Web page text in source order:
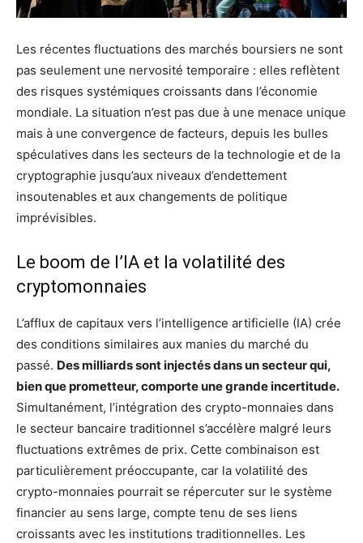
Les récentes fluctuations des marchés boursiers ne sont
pas seulement une nervosité temporaire : elles reflètent
des risques systémiques croissants dans l’économie
mondiale. La situation n’est pas due à une menace unique
mais à une convergence de facteurs, depuis les bulles
spéculatives dans les secteurs de la technologie et de la
cryptographie jusqu’aux niveaux d’endettement
insoutenables et aux changements de politique
imprévisibles.
Le boom de l’IA et la volatilité des
cryptomonnaies
L’afflux de capitaux vers l’intelligence artificielle (IA) crée
des conditions similaires aux manies du marché du
passé. Des milliards sont injectés dans un secteur qui,
bien que prometteur, comporte une grande incertitude.
Simultanément, l’intégration des crypto-monnaies dans
le secteur bancaire traditionnel s’accélère malgré leurs
fluctuations extrêmes de prix. Cette combinaison est
particulièrement préoccupante, car la volatilité des
crypto-monnaies pourrait se répercuter sur le système
financier au sens large, compte tenu de ses liens
croissants avec les institutions traditionnelles. Les